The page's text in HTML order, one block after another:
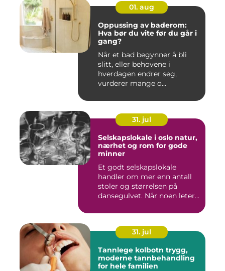
01. aug
Oppussing av baderom:
Hva bør du vite før du går i
gang?
Når et bad begynner å bli
slitt, eller behovene i
hverdagen endrer seg,
vurderer mange o...
31. jul
Selskapslokale i oslo natur,
nærhet og rom for gode
minner
Et godt selskapslokale
handler om mer enn antall
stoler og størrelsen på
dansegulvet. Når noen leter...
31. jul
Tannlege kolbotn trygg,
moderne tannbehandling
for hele familien